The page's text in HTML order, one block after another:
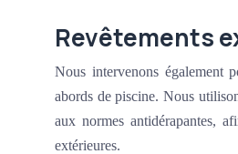
Revêtements
Nous intervenons également
abords de piscine. Nous
aux normes antidérapantes,
extérieures.